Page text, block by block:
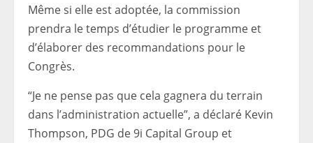
Même si elle est adoptée, la commission
prendra le temps d’étudier le programme et
d’élaborer des recommandations pour le
Congrès.
“Je ne pense pas que cela gagnera du terrain
dans l’administration actuelle”, a déclaré Kevin
Thompson, PDG de 9i Capital Group et